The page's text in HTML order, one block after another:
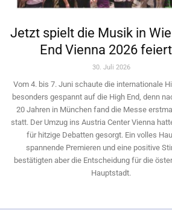
Jetzt spielt die Musik in
End Vienna 2026
30. Juli 2026
Vom 4. bis 7. Juni schaute die internationale
besonders gespannt auf die High End, denn
20 Jahren in München fand die Messe
statt. Der Umzug ins Austria Center Vienna
für hitzige Debatten gesorgt. Ein volles
spannende Premieren und eine positive
bestätigten aber die Entscheidung für die
Hauptstadt.